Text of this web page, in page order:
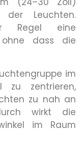
der Leuchten.
Regel eine
ohne dass die
im
zu zentrieren,
zu nah an
wirkt die
im Raum